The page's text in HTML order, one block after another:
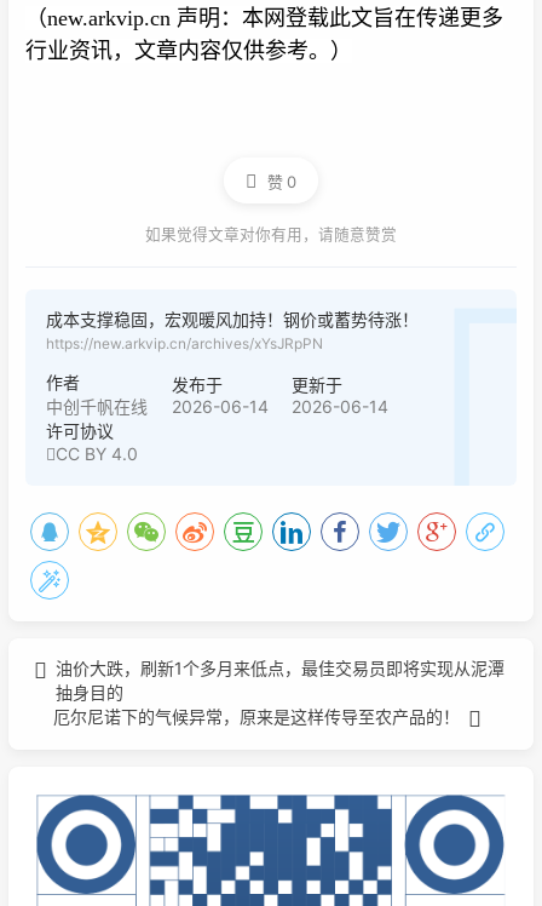
（new.arkvip.cn 声明：本网登载此文旨在传递更多
行业资讯，文章内容仅供参考。）
赞0
如果觉得文章对你有用，请随意赞赏
成本支撑稳固，宏观暖风加持！钢价或蓄势待涨！
https://new.arkvip.cn/archives/xYsJRpPN
作者
中创千帆在线
发布于
2026-06-14
更新于
2026-06-14
许可协议
CC BY 4.0
油价大跌，刷新1个多月来低点，最佳交易员即将实现从泥潭
抽身目的
厄尔尼诺下的气候异常，原来是这样传导至农产品的！